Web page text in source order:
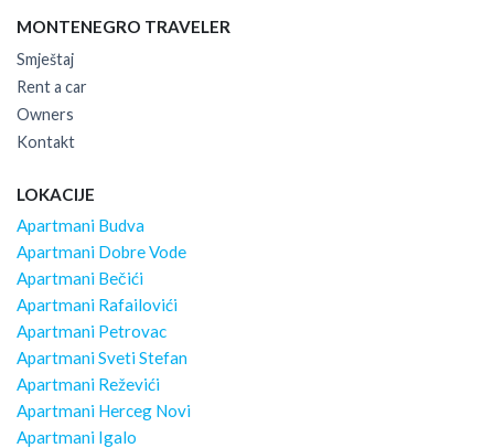
MONTENEGRO TRAVELER
Smještaj
Rent a car
Owners
Kontakt
LOKACIJE
Apartmani Budva
Apartmani Dobre Vode
Apartmani Bečići
Apartmani Rafailovići
Apartmani Petrovac
Apartmani Sveti Stefan
Apartmani Reževići
Apartmani Herceg Novi
Apartmani Igalo